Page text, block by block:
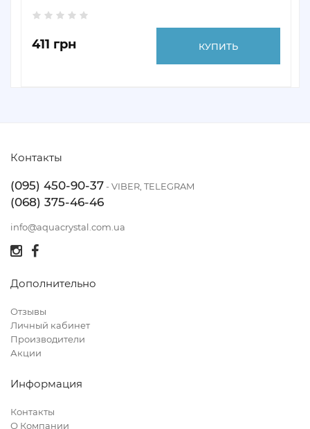
411 грн КУПИТЬ
Контакты
(095) 450-90-37- VIBER, TELEGRAM
(068) 375-46-46
info@aquacrystal.com.ua
Дополнительно
Отзывы
Личный кабинет
Производители
Акции
Информация
Контакты
О Компании